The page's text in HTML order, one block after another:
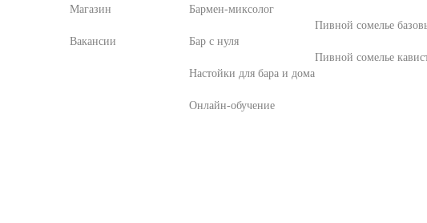
Магазин
Вакансии
Бармен-миксолог
Бар с нуля
Настойки для бара и дома
Онлайн-обучение
Пивной сомелье
Пивной сомелье